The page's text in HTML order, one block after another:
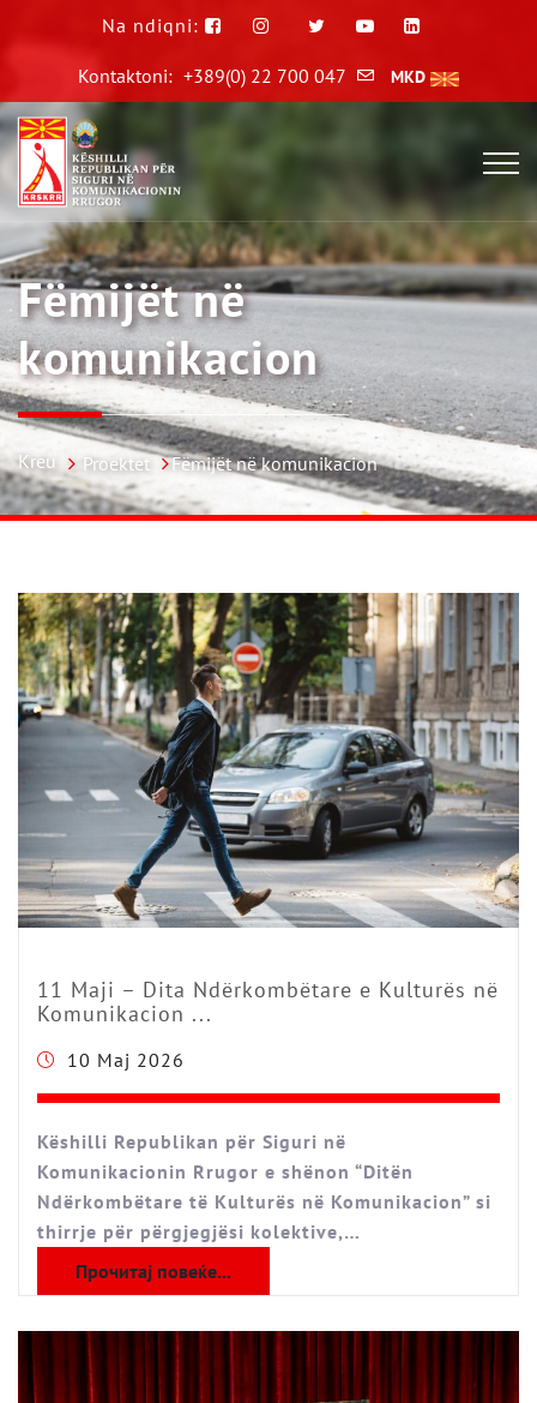
Na ndiqni:
Kontaktoni: +389(0) 22 700 047 MKD
Fëmijët në
komunikacion
Kreu Proektet Fëmijët në komunikacion
11 Maji – Dita Ndërkombëtare e Kulturës në
Komunikacion ...
10 Maj 2026
Këshilli Republikan për Siguri në
Komunikacionin Rrugor e shënon “Ditën
Ndërkombëtare të Kulturës në Komunikacion” si
thirrje për përgjegjësi kolektive,…
Прочитај повеќе...